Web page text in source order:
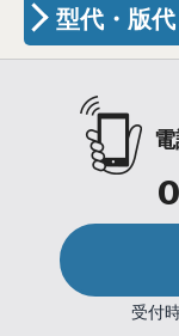
型代・版代
受付